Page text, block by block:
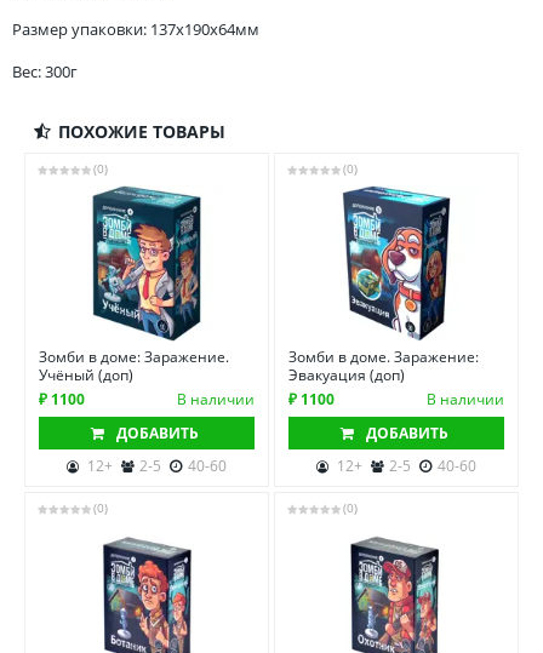
Размер упаковки: 137x190x64мм
Вес: 300г
ПОХОЖИЕ ТОВАРЫ
(0)
Зомби в доме: Заражение.
Учёный (доп)
₽ 1100
В наличии
ДОБАВИТЬ
12+
2-5 40-60
(0)
Зомби в доме. Заражение:
Эвакуация (доп)
₽ 1100
В наличии
ДОБАВИТЬ
12+
2-5 40-60
(0) (0)